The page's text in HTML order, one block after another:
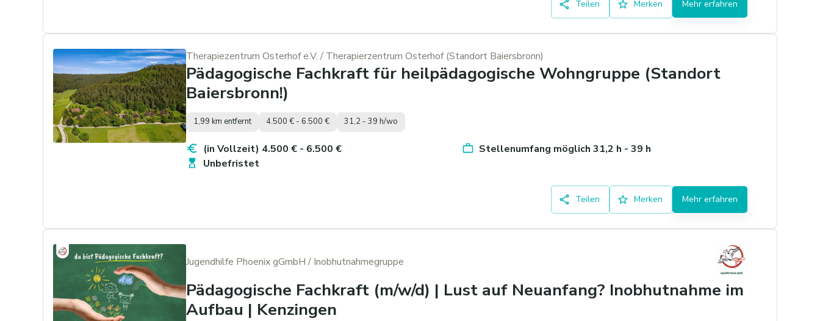
Teilen Merken Mehr erfahren
Therapiezentrum Osterhof e.V. / Therapierzentrum Osterhof (Standort Baiersbronn)
Pädagogische Fachkraft für heilpädagogische Wohngruppe (Standort
Baiersbronn!)
1,99 km entfernt 4.500 € - 6.500 € 31,2 - 39 h/wo
(in Vollzeit) 4.500 € - 6.500 €
Stellenumfang möglich 31,2 h - 39 h
Unbefristet
Teilen Merken Mehr erfahren
Jugendhilfe Phoenix gGmbH / Inobhutnahmegruppe
Pädagogische Fachkraft (m/w/d) | Lust auf Neuanfang? Inobhutnahme im
Aufbau | Kenzingen